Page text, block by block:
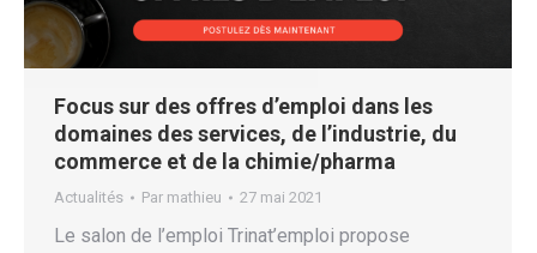
Focus sur des offres d’emploi dans les
domaines des services, de l’industrie, du
commerce et de la chimie/pharma
Actualités Par mathieu 27 mai 2021
Le salon de l’emploi Trinat’emploi propose